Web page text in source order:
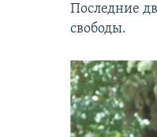
Последние
свободы.